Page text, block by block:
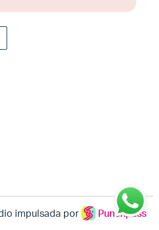
impulsada por Punchpass